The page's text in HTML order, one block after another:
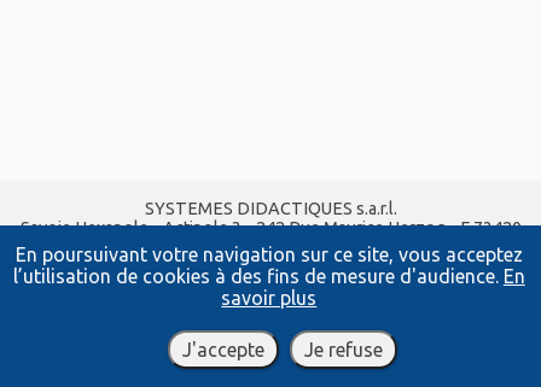
En poursuivant votre navigation sur ce site, vous acceptez
l’utilisation de cookies à des fins de mesure d'audience. En
savoir plus
J'accepte Je refuse
SYSTEMES DIDACTIQUES s.a.r.l.
Savoie Hexapole - Actipole 3 - 242 Rue Maurice Herzog - F 73420
VIVIERS DU LAC
Tel : 04 56 42 80 70| Fax :04 56 42 80 71
xavier.granjon@systemes-didactiques.fr
www.systemes-didactiques.fr